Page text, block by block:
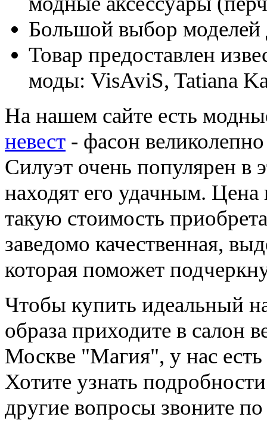
Большой выбор моделей
Товар предоставлен
моды: VisAviS, Tatiana
На нашем сайте есть
невест - фасон
Силуэт очень популярен в
находят его удачным. Цена
такую стоимость
заведомо качественная,
которая поможет
Чтобы купить идеальный
образа приходите в салон
Москве "Магия", у нас
Хотите узнать
другие вопросы звоните